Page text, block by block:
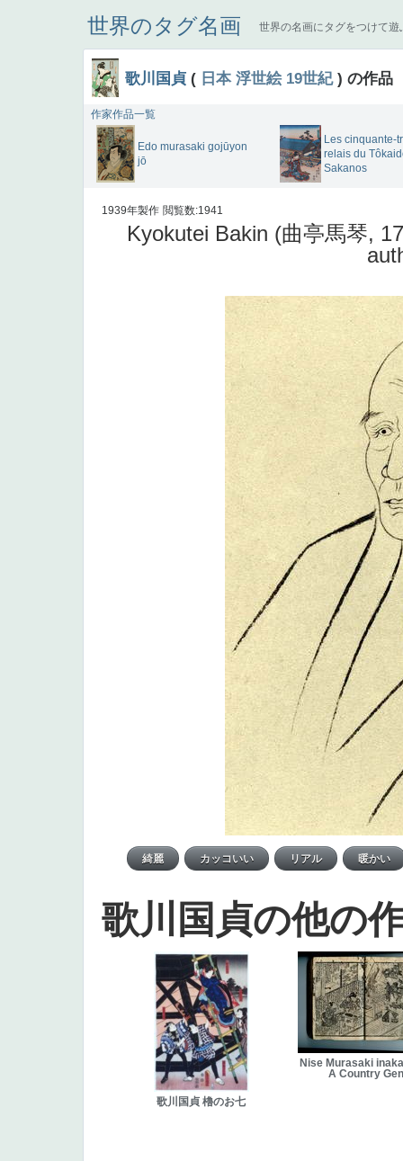
世界のタグ名画 世界の名画にタグをつけて遊
歌川国貞 ( 日本 浮世絵 19世紀) の作品
作家作品一覧
Edo murasaki gojūyon
jō
Les cinquante-
relais du
Sakanos
1939年製作 閲覧数:1941
Kyokutei Bakin (曲亭馬琴,
歌川国貞の他の
歌川国貞 櫓のお七
Nise Murasaki
A Country